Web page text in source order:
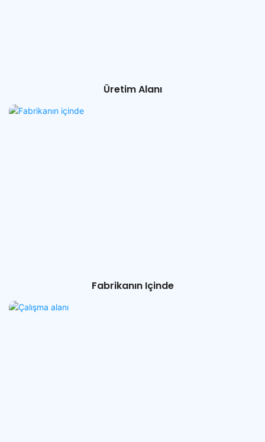
Üretim Alanı
Fabrikanın Içinde